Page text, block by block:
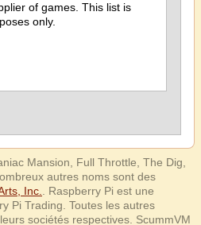
of games. This list is
only.
Mansion, Full Throttle, The Dig,
autres noms sont des
Inc.
. Raspberry Pi est une
Pi Trading. Toutes les autres
sociétés respectives. ScummVM